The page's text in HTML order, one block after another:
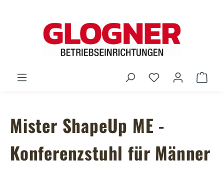
Du hast 0
Mister ShapeUp ME -
Konferenzstuhl für Männer